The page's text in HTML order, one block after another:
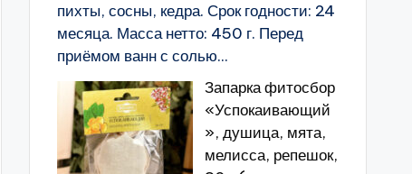
пихты, сосны, кедра. Срок годности: 24
месяца. Масса нетто: 450 г. Перед
приёмом ванн с солью...
Запарка фитосбор
«Успокаивающий
», душица, мята,
мелисса, репешок,